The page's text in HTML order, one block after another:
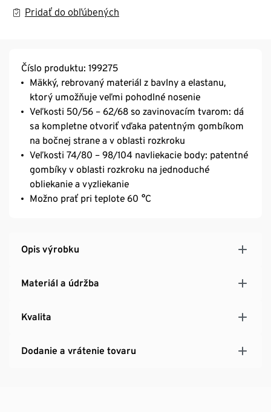
Pridať do obľúbených
Číslo produktu: 199275
Mäkký, rebrovaný materiál z bavlny a elastanu,
ktorý umožňuje veľmi pohodlné nosenie
Veľkosti 50/56 – 62/68 so zavinovacím tvarom: dá
sa kompletne otvoriť vďaka patentným gombíkom
na bočnej strane a v oblasti rozkroku
Veľkosti 74/80 – 98/104 navliekacie body: patentné
gombíky v oblasti rozkroku na jednoduché
obliekanie a vyzliekanie
Možno prať pri teplote 60 °C
Opis výrobku
Materiál a údržba
Kvalita
Dodanie a vrátenie tovaru